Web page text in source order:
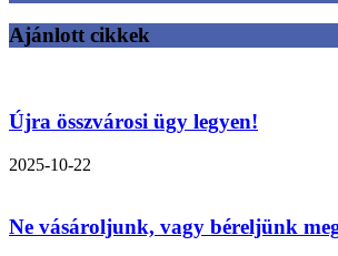
Ajánlott cikkek
Újra összvárosi ügy legyen!
2025-10-22
Ne vásároljunk, vagy béreljünk